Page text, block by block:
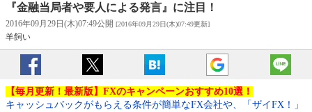
『金融当局者や要人による発言』に注目！
2016年09月29日(木)07:49公開 [2016年09月29日(木)07:49更新]
羊飼い
【毎月更新！最新版】FXのキャンペーンおすすめ10選！
キャッシュバックがもらえる条件が簡単なFX会社や、「ザイFX！」